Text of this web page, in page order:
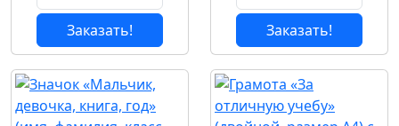
Заказать! Заказать!